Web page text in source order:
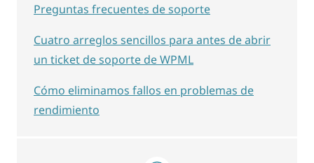
Preguntas frecuentes de soporte
Cuatro arreglos sencillos para antes de abrir
un ticket de soporte de WPML
Cómo eliminamos fallos en problemas de
rendimiento